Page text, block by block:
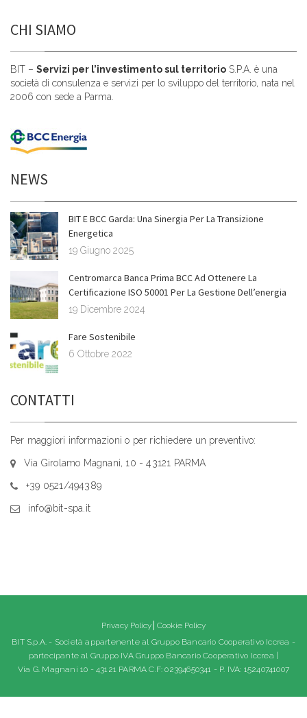
CHI SIAMO
BIT – Servizi per l’investimento sul territorio S.P.A. è una
società di consulenza e servizi per lo sviluppo del territorio, nata nel
2006 con sede a Parma.
NEWS
BIT E BCC Garda: Una Sinergia Per La Transizione
Energetica
19 Giugno 2025
Centromarca Banca Prima BCC Ad Ottenere La
Certificazione ISO 50001 Per La Gestione Dell’energia
19 Dicembre 2024
Fare Sostenibile
6 Ottobre 2022
CONTATTI
Per maggiori informazioni o per richiedere un preventivo:
Via Girolamo Magnani, 10 - 43121 PARMA
+39 0521/494389
info@bit-spa.it
Privacy Policy Cookie Policy
BIT S.p.A. - Società appartenente al Gruppo Bancario Cooperativo Iccrea -
partecipante al Gruppo IVA Gruppo Bancario Cooperativo Iccrea |
Via G. Magnani 10 - 43121 PARMA C.F: 02394650341 - P. IVA: 15240741007